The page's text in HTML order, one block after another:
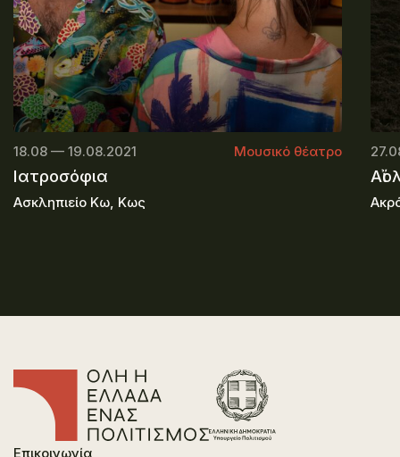
18.08 — 19.08.2021 Μουσικό θέατρο
Ιατροσόφια
Ασκληπιείο Κω, Κως
Επικοινωνία